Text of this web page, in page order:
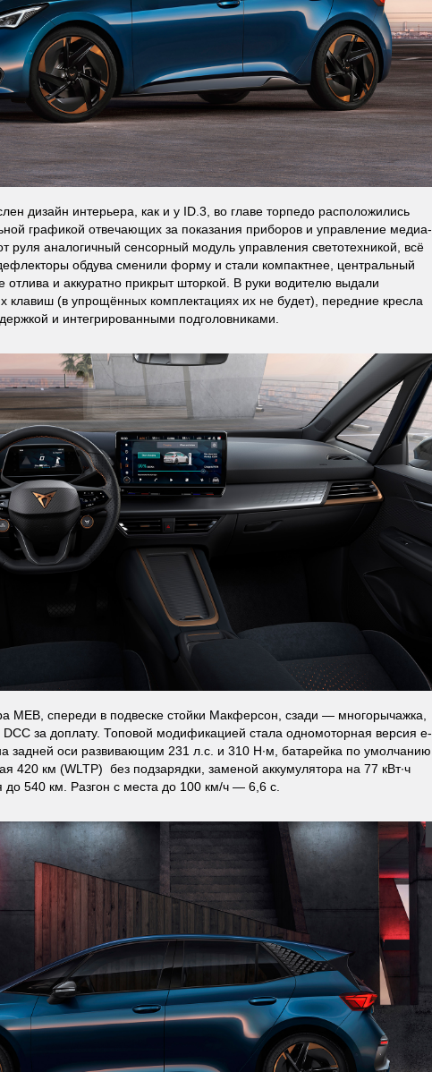
дизайн интерьера, как и у ID.3, во главе торпедо расположились
графикой отвечающих за показания приборов и управление медиа-
руля аналогичный сенсорный модуль управления светотехникой, всё
обдува сменили форму и стали компактнее, центральный
и аккуратно прикрыт шторкой. В руки водителю выдали
клавиш (в упрощённых комплектациях их не будет), передние кресла
и интегрированными подголовниками.
MEB, спереди в подвеске стойки Макферсон, сзади — многорычажка,
за доплату. Топовой модификацией стала одномоторная версия e-
задней оси развивающим 231 л.с. и 310 Н·м, батарейка по умолчанию
420 км (WLTP) без подзарядки, заменой аккумулятора на 77 кВт∙ч
до 540 км. Разгон с места до 100 км/ч — 6,6 с.